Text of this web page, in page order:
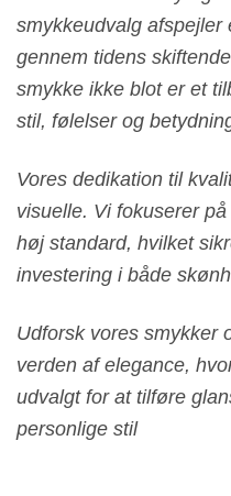
smykkeudvalg
gennem tidens
smykke ikke blot er et
stil, følelser og
Vores dedikation til
visuelle. Vi fokuserer
høj standard, hvilket
investering i både
Udforsk vores smykker
verden af elegance,
udvalgt for at tilføre
personlige stil